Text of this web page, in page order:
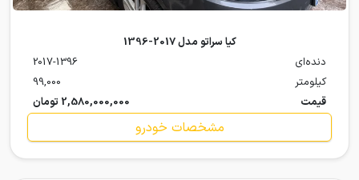
کیا سراتو مدل 2017-1396
دنده‌ای
2017-1396
کیلومتر
99,000
قیمت
2,580,000,000 تومان
مشخصات خودرو